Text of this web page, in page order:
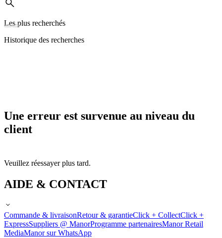
Les plus recherchés
Historique des recherches
Une erreur est survenue au niveau du
client
Veuillez réessayer plus tard.
AIDE & CONTACT
Commande & livraisonRetour & garantieClick + CollectClick +
ExpressSuppliers @ ManorProgramme partenairesManor Retail
MediaManor sur WhatsApp